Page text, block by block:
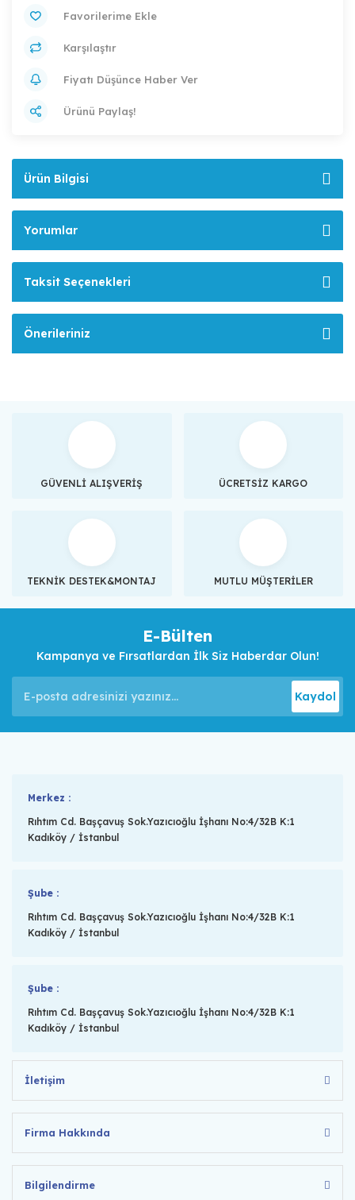
Karşılaştır
Fiyatı Düşünce Haber Ver
Ürünü Paylaş!
Ürün Bilgisi
Yorumlar
Taksit Seçenekleri
Önerileriniz
GÜVENLİ ALIŞVERİŞ ÜCRETSİZ KARGO
TEKNİK DESTEK&MONTAJ MUTLU MÜŞTERİLER
E-Bülten
Kampanya ve Fırsatlardan İlk Siz Haberdar Olun!
Kaydol
Merkez :
Rıhtım Cd. Başçavuş Sok.Yazıcıoğlu İşhanı No:4/32B K:1
Kadıköy / İstanbul
Şube :
Rıhtım Cd. Başçavuş Sok.Yazıcıoğlu İşhanı No:4/32B K:1
Kadıköy / İstanbul
Şube :
Rıhtım Cd. Başçavuş Sok.Yazıcıoğlu İşhanı No:4/32B K:1
Kadıköy / İstanbul
İletişim
Firma Hakkında
Bilgilendirme